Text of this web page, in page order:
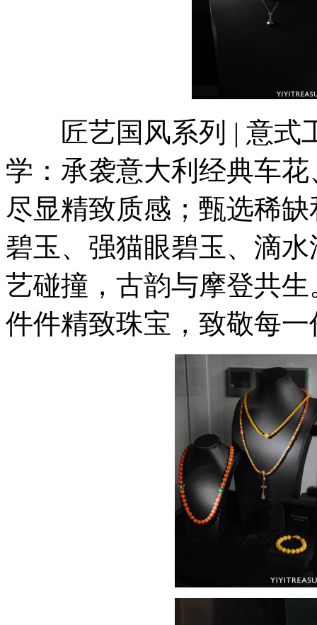
匠艺国风系列 | 意式
学：承袭意大利经典车
尽显精致质感；甄选稀
碧玉、强猫眼碧玉、滴
艺碰撞，古韵与摩登共
件件精致珠宝，致敬每